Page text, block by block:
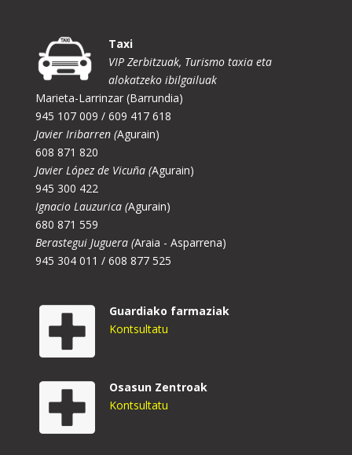
Taxi
VIP Zerbitzuak, Turismo taxia eta
alokatzeko ibilgailuak
Marieta-Larrinzar (Barrundia)
945 107 009 / 609 417 618
Javier Iribarren (Agurain)
608 871 820
Javier López de Vicuña (Agurain)
945 300 422
Ignacio Lauzurica (Agurain)
680 871 559
Berastegui Juguera (Araia - Asparrena)
945 304 011 / 608 877 525
Guardiako farmaziak
Kontsultatu
Osasun Zentroak
Kontsultatu